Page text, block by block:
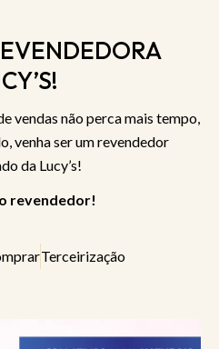
vendas não perca mais tempo,
venha ser um revendedor
da Lucy’s!
revendedor!
Terceirização